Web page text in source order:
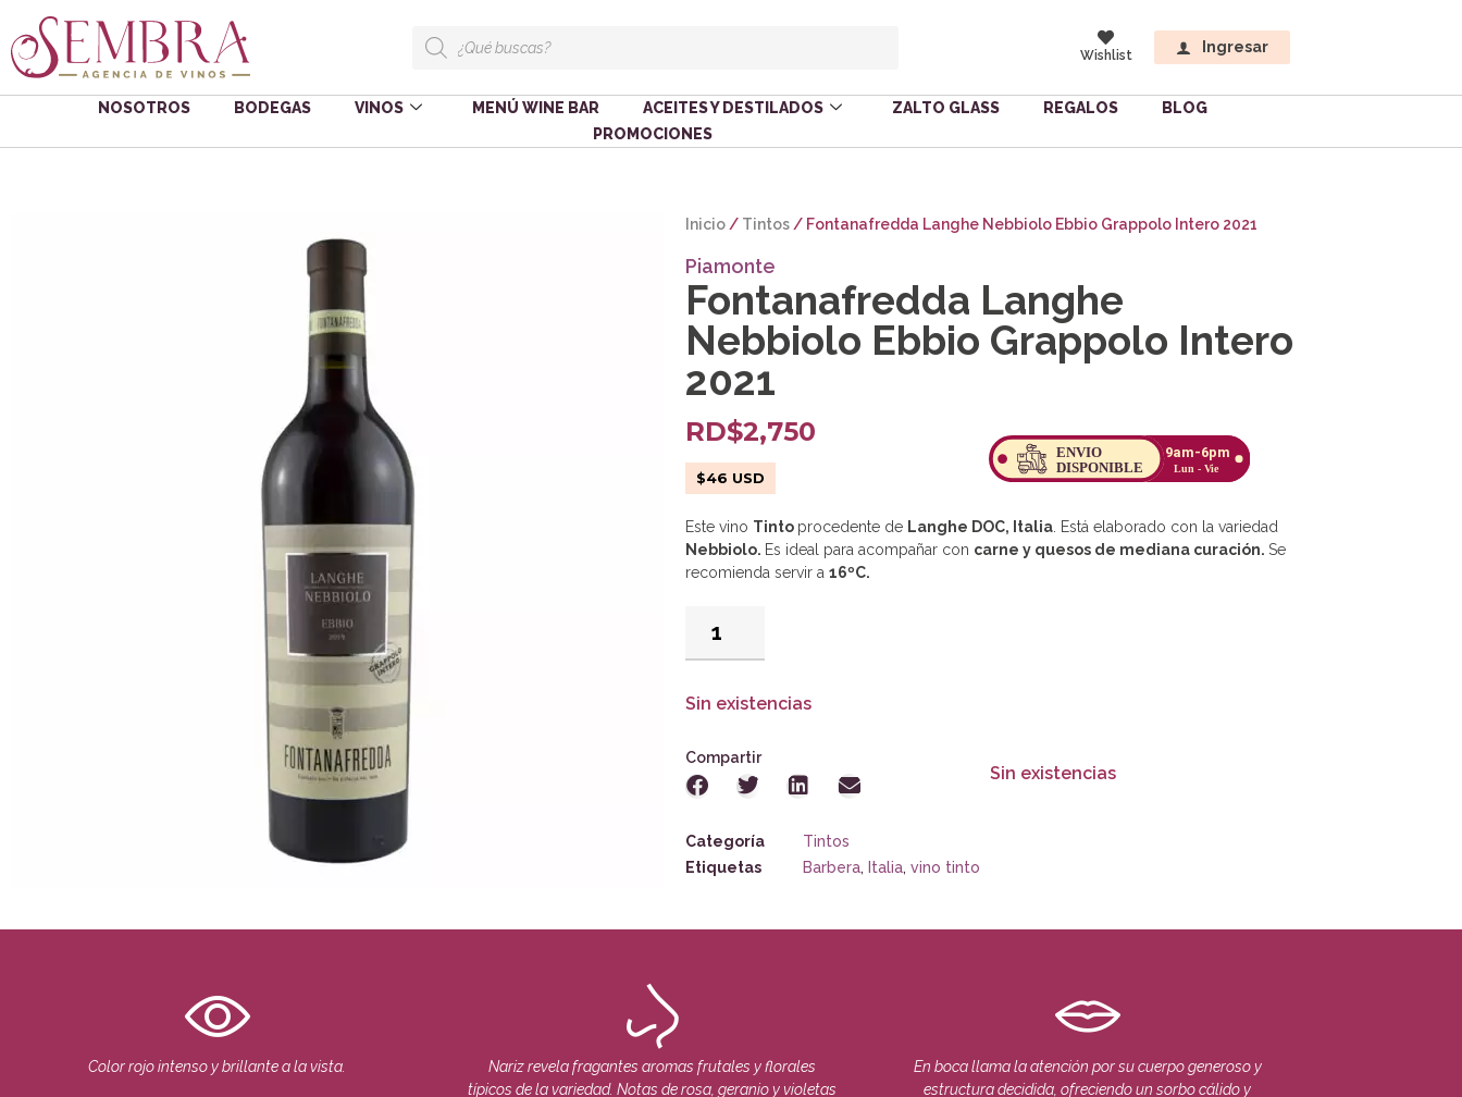
Wishlist Ingresar
NOSOTROS BODEGAS VINOS MENÚ WINE BAR ACEITES Y DESTILADOS ZALTO GLASS REGALOS
BLOG
PROMOCIONES
Inicio / Tintos / Fontanafredda Langhe Nebbiolo Ebbio Grappolo Intero 2021
Piamonte
Fontanafredda Langhe
Nebbiolo Ebbio Grappolo Intero
2021
RD$2,750
$46 USD
Este vino Tinto procedente de Langhe DOC, Italia . Está elaborado con la variedad
Nebbiolo. Es ideal para acompañar con carne y quesos de mediana curación. Se
recomienda servir a 16ºC.
Sin existencias
Compartir
Sin existencias
Categoría
Tintos
Etiquetas
Barbera, Italia, vino tinto
Color rojo intenso y brillante a la vista.
Nariz revela fragantes aromas frutales y florales
típicos de la variedad. Notas de rosa, geranio y violetas
En boca llama la atención por su cuerpo generoso y
estructura decidida, ofreciendo un sorbo cálido y